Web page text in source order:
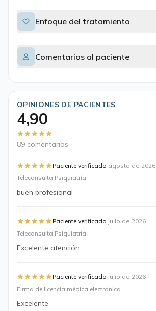
Enfoque del tratamiento
Comentarios al paciente
OPINIONES DE PACIENTES
4,90
89 comentarios
Paciente verificado·agosto de 2026
Teleconsulta Psiquiatría
buen profesional
Paciente verificado·julio de 2026
Teleconsulta Psiquiatría
Excelente atención.
Paciente verificado·julio de 2026
Firma de licencia médica electrónica
Excelente